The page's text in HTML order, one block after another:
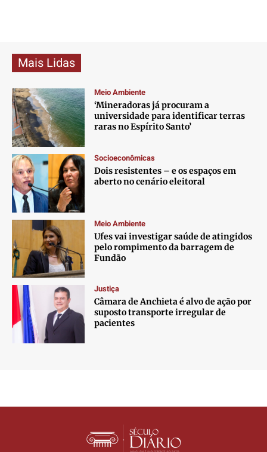
Mais Lidas
Meio Ambiente
‘Mineradoras já procuram a
universidade para identificar terras
raras no Espírito Santo’
Socioeconômicas
Dois resistentes – e os espaços em
aberto no cenário eleitoral
Meio Ambiente
Ufes vai investigar saúde de atingidos
pelo rompimento da barragem de
Fundão
Justiça
Câmara de Anchieta é alvo de ação por
suposto transporte irregular de
pacientes